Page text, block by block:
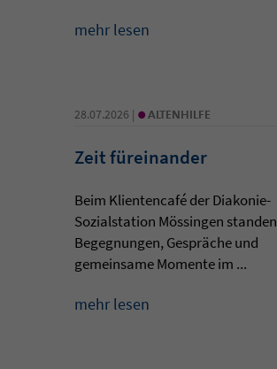
mehr lesen
28.07.2026 | • ALTENHILFE
Zeit füreinander
Beim Klientencafé der Diakonie-
Sozialstation Mössingen standen
Begegnungen, Gespräche und
gemeinsame Momente im ...
mehr lesen